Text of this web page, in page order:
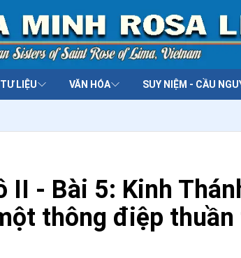
TƯ LIỆU VĂN HÓA SUY NIỆM - CẦU
II - Bài 5: Kinh
thông điệp thuần